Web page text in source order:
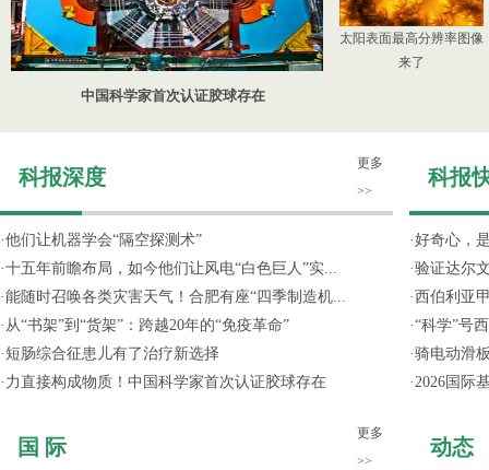
中国科学家首次认证胶球存在
太阳表面最高分辨率图像
来了
科报深度
更多
>>
·他们让机器学会“隔空探测术”
·十五年前瞻布局，如今他们让风电“白色巨人”实...
·能随时召唤各类灾害天气！合肥有座“四季制造机...
· 从“书架”到“货架”：跨越20年的“免疫革命”
· 短肠综合征患儿有了治疗新选择
· 力直接构成物质！中国科学家首次认证胶球存在
国 际
更多
>>
科报
·好奇心，
·验证达尔
· 西伯利亚
·“科学”号
·骑电动滑
·2026国际
动态